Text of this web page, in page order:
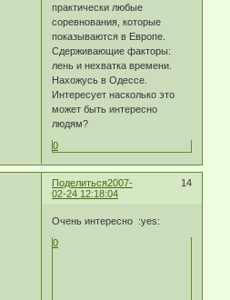
практически любые
соревнования, которые
показываются в Европе.
Сдерживающие факторы:
лень и нехватка времени.
Нахожусь в Одессе.
Интересует насколько это
может быть интересно
людям?
0
Поделиться 14
2007-
02-24 12:18:04
Очень интересно :yes:
0